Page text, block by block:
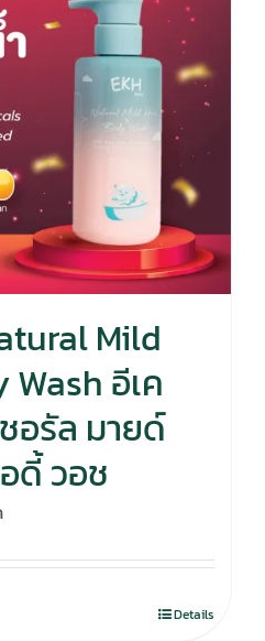
Mild
อีเค
อรัล มายด์
ดี้ วอช
Details